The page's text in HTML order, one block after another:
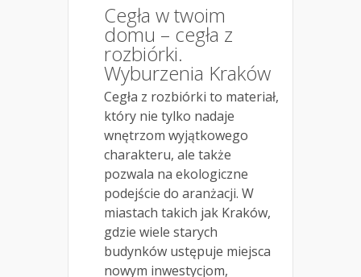
Cegła w twoim
domu – cegła z
rozbiórki.
Wyburzenia Kraków
Cegła z rozbiórki to materiał,
który nie tylko nadaje
wnętrzom wyjątkowego
charakteru, ale także
pozwala na ekologiczne
podejście do aranżacji. W
miastach takich jak Kraków,
gdzie wiele starych
budynków ustępuje miejsca
nowym inwestycjom,